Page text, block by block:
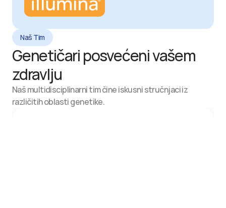
Naš Tim
Genetičari posvećeni vašem
zdravlju
Naš multidisciplinarni tim čine iskusni stručnjaci iz
različitih oblasti genetike.